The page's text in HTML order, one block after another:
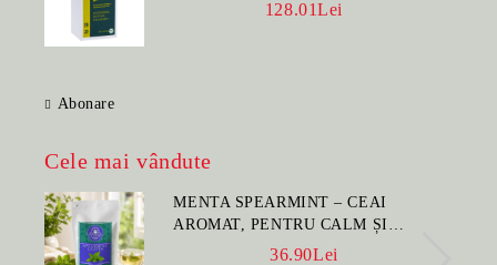
128.01Lei
Abonare
Cele mai vândute
MENTA SPEARMINT – CEAI
AROMAT, PENTRU CALM ȘI
BENEFIC PENTRU SĂNĂTATE
36.90Lei